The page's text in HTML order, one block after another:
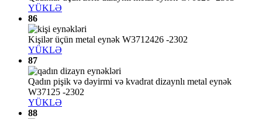
YÜKLƏ
86
Kişilər üçün metal eynək W3712426 -2302
YÜKLƏ
87
Qadın pişik və dəyirmi və kvadrat dizaynlı metal eynək
W37125 -2302
YÜKLƏ
88